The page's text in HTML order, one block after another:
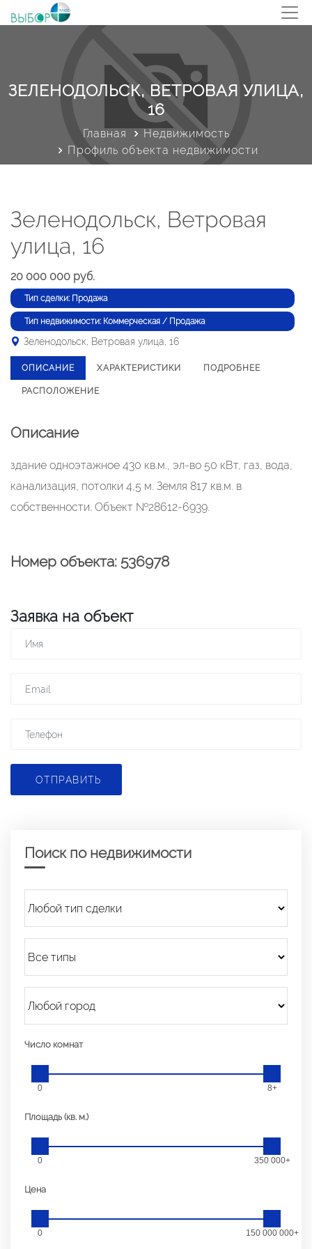
ЗЕЛЕНОДОЛЬСК, ВЕТРОВАЯ УЛИЦА,
16
Главная
Недвижимость
Профиль объекта недвижимости
Зеленодольск, Ветровая
улица, 16
20 000 000 руб.
Тип сделки: Продажа
Тип недвижимости: Коммерческая / Продажа
Зеленодольск, Ветровая улица, 16
ОПИСАНИЕ ХАРАКТЕРИСТИКИ ПОДРОБНЕЕ
РАСПОЛОЖЕНИЕ
Описание
здание одноэтажное 430 кв.м., эл-во 50 кВт, газ, вода,
канализация, потолки 4,5 м. Земля 817 кв.м. в
собственности. Объект №28612-6939.
Номер объекта: 536978
Заявка на объект
ОТПРАВИТЬ
Поиск по недвижимости
Число комнат
0 8+
Площадь (кв. м.)
0 350 000+
Цена
0 150 000 000+